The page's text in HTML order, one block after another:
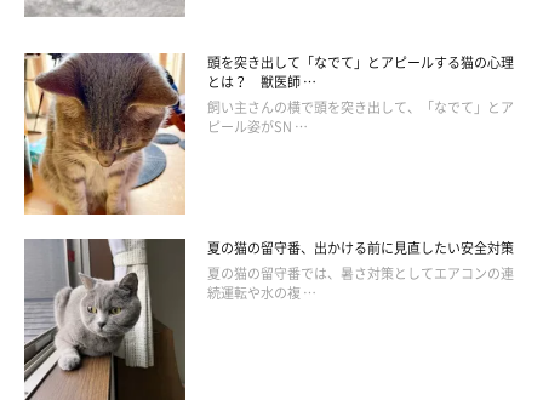
頭を突き出して「なでて」とアピールする猫の心理
とは？ 獣医師 …
飼い主さんの横で頭を突き出して、「なでて」とア
ピール姿がSN …
夏の猫の留守番、出かける前に見直したい安全対策
夏の猫の留守番では、暑さ対策としてエアコンの連
続運転や水の複 …